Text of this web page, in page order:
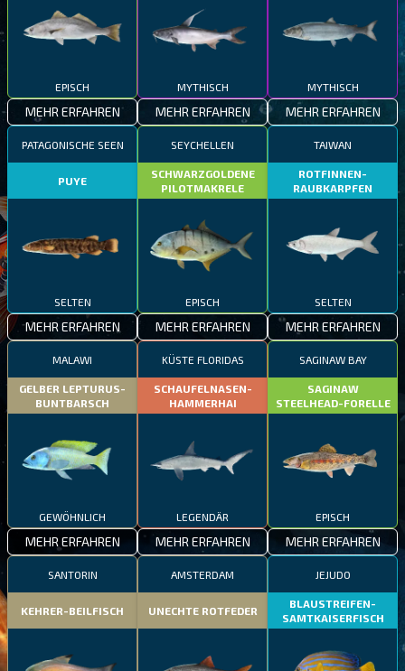
EPISCH
MEHR ERFAHREN
MYTHISCH
MEHR ERFAHREN
MYTHISCH
MEHR ERFAHREN
PATAGONISCHE SEEN
PUYE
SELTEN
MEHR ERFAHREN
SEYCHELLEN
SCHWARZGOLDENE
PILOTMAKRELE
EPISCH
MEHR ERFAHREN
TAIWAN
ROTFINNEN-
RAUBKARPFEN
SELTEN
MEHR ERFAHREN
MALAWI
GELBER LEPTURUS-
BUNTBARSCH
GEWÖHNLICH
MEHR ERFAHREN
KÜSTE FLORIDAS
SCHAUFELNASEN-
HAMMERHAI
LEGENDÄR
MEHR ERFAHREN
SAGINAW BAY
SAGINAW
STEELHEAD-FORELLE
EPISCH
MEHR ERFAHREN
SANTORIN
KEHRER-BEILFISCH
AMSTERDAM
UNECHTE ROTFEDER
JEJUDO
BLAUSTREIFEN-
SAMTKAISERFISCH